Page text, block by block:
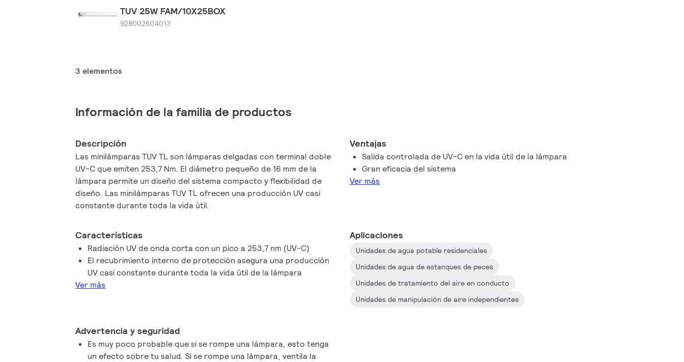
TUV 25W FAM/10X25BOX
928002604013
3 elementos
Información de la familia de productos
Descripción
Las minilámparas TUV TL son lámparas delgadas con terminal doble
UV-C que emiten 253,7 Nm. El diámetro pequeño de 16 mm de la
lámpara permite un diseño del sistema compacto y flexibilidad de
diseño. Las minilámparas TUV TL ofrecen una producción UV casi
constante durante toda la vida útil.
Ventajas
Salida controlada de UV-C en la vida útil de la lámpara
Gran eficacia del sistema
Ver más
Características
Radiación UV de onda corta con un pico a 253,7 nm (UV-C)
El recubrimiento interno de protección asegura una producción
UV casi constante durante toda la vida útil de la lámpara
Ver más
Aplicaciones
Unidades de agua potable residenciales
Unidades de agua de estanques de peces
Unidades de tratamiento del aire en conducto
Unidades de manipulación de aire independientes
Advertencia y seguridad
Es muy poco probable que si se rompe una lámpara, esto tenga
un efecto sobre tu salud. Si se rompe una lámpara, ventila la